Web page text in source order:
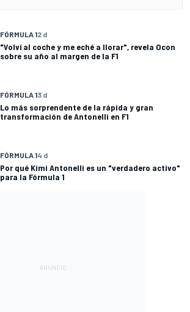
FÓRMULA 12 d
"Volví al coche y me eché a llorar", revela Ocon
sobre su año al margen de la F1
FÓRMULA 13 d
Lo más sorprendente de la rápida y gran
transformación de Antonelli en F1
FÓRMULA 14 d
Por qué Kimi Antonelli es un "verdadero activo"
para la Fórmula 1